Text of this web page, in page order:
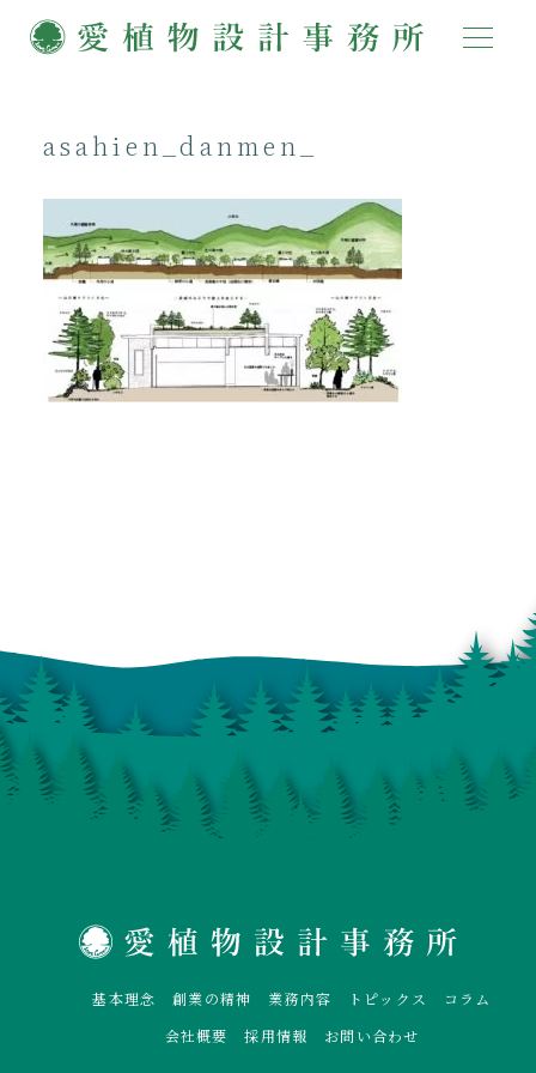
asahien_danmen_
基本理念 創業の精神 業務内容 トピックス
コラム
会社概要
採用情報 お問い合わせ